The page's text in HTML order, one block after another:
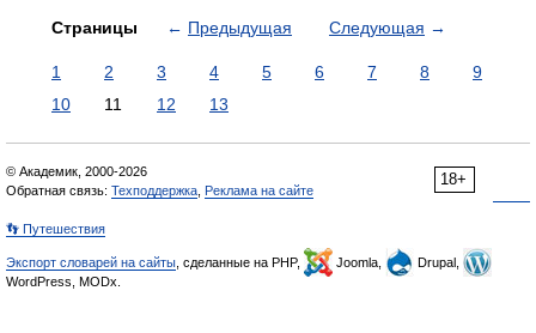
Страницы ← Предыдущая Следующая →
1 2 3 4 5 6 7 8
9
10
11 12 13
18+
© Академик, 2000-2026
Обратная связь: Техподдержка Реклама на сайте
👣 Путешествия
Экспорт словарей на сайты , сделанные на PHP, Joomla,
Drupal,
WordPress, MODx.